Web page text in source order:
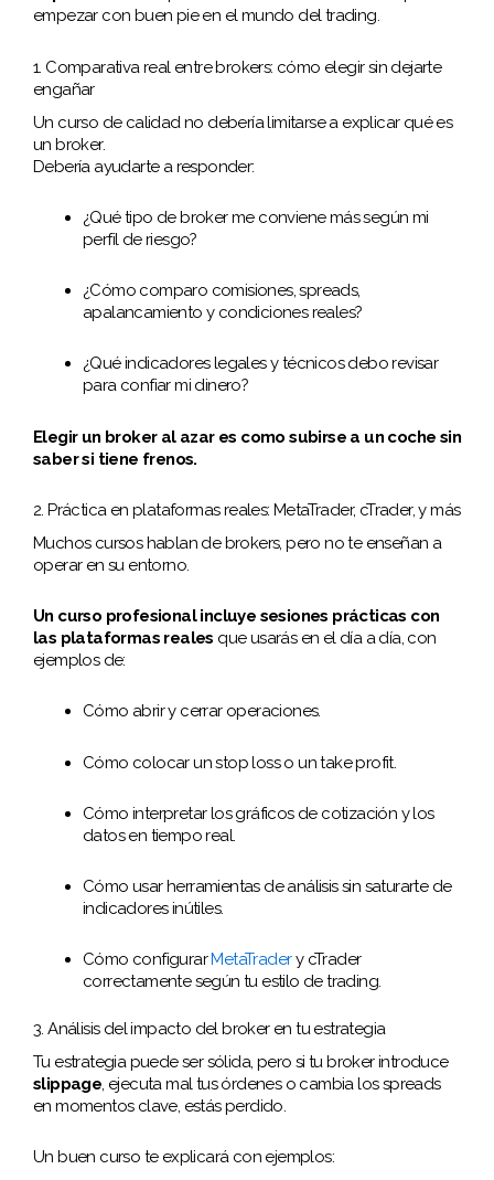
empezar con buen pie en el mundo del trading.
1. Comparativa real entre brokers: cómo elegir sin dejarte
engañar
Un curso de calidad no debería limitarse a explicar qué es
un broker.
Debería ayudarte a responder:
¿Qué tipo de broker me conviene más según mi
perfil de riesgo?
¿Cómo comparo comisiones, spreads,
apalancamiento y condiciones reales?
¿Qué indicadores legales y técnicos debo revisar
para confiar mi dinero?
Elegir un broker al azar es como subirse a un coche sin
saber si tiene frenos.
2. Práctica en plataformas reales: MetaTrader, cTrader, y más
Muchos cursos hablan de brokers, pero no te enseñan a
operar en su entorno.
Un curso profesional incluye sesiones prácticas con
las plataformas reales que usarás en el día a día, con
ejemplos de:
Cómo abrir y cerrar operaciones.
Cómo colocar un stop loss o un take profit.
Cómo interpretar los gráficos de cotización y los
datos en tiempo real.
Cómo usar herramientas de análisis sin saturarte de
indicadores inútiles.
Cómo configurarMetaTradery cTrader
correctamente según tu estilo de trading.
3. Análisis del impacto del broker en tu estrategia
Tu estrategia puede ser sólida, pero si tu broker introduce
slippage, ejecuta mal tus órdenes o cambia los spreads
en momentos clave, estás perdido.
Un buen curso te explicará con ejemplos: